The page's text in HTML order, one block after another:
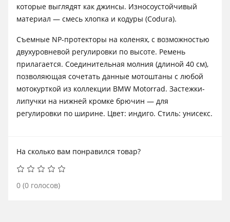
которые выглядят как джинсы. Износоустойчивый
материал — смесь хлопка и кодуры (Codura).
Съемные NP-протекторы на коленях, с возможностью
двухуровневой регулировки по высоте. Ремень
прилагается. Соединительная молния (длиной 40 см),
позволяющая сочетать данные мотоштаны с любой
мотокурткой из коллекции BMW Motorrad. Застежки-
липучки на нижней кромке брючин — для
регулировки по ширине. Цвет: индиго. Стиль: унисекс.
На сколько вам понравился товар?
0 (0 голосов)